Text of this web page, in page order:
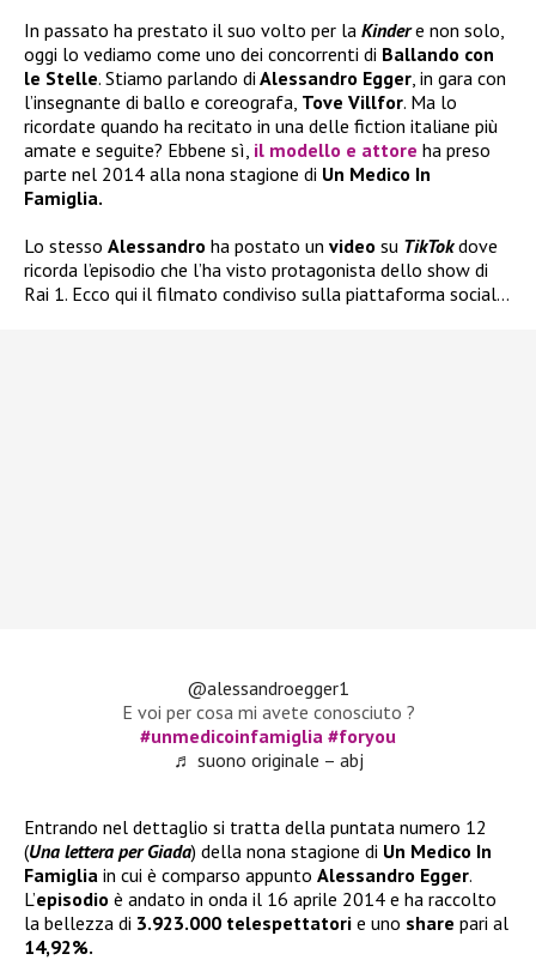
In passato ha prestato il suo volto per la Kindere non solo,
oggi lo vediamo come uno dei concorrenti di Ballando con
le Stelle. Stiamo parlando di Alessandro Egger , in gara con
l’insegnante di ballo e coreografa, Tove Villfor. Ma lo
ricordate quando ha recitato in una delle fiction italiane più
amate e seguite? Ebbene sì, il modello e attore ha preso
parte nel 2014 alla nona stagione di Un Medico In
Famiglia.
Lo stesso Alessandro ha postato un video su TikTokdove
ricorda l’episodio che l’ha visto protagonista dello show di
Rai 1. Ecco qui il filmato condiviso sulla piattaforma social…
@alessandroegger1
E voi per cosa mi avete conosciuto ?
#unmedicoinfamiglia #foryou
♬ suono originale – abj
Entrando nel dettaglio si tratta della puntata numero 12
(Una lettera per Giada) della nona stagione di Un Medico In
Famiglia in cui è comparso appunto Alessandro Egger.
L’episodio è andato in onda il 16 aprile 2014 e ha raccolto
la bellezza di 3.923.000 telespettatori e uno share pari al
14,92%.